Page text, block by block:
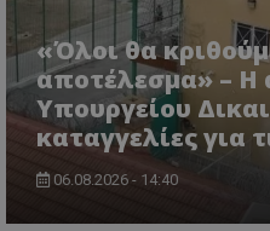
«Όλοι θα
αποτέλεσμα» – Η
Υπουργείου
καταγγελίες για
06.08.2026 - 14:40